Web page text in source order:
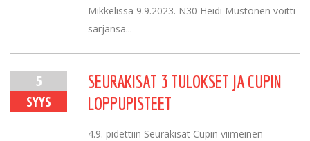
Mikkelissä 9.9.2023. N30 Heidi Mustonen voitti
sarjansa...
5
SYYS
SEURAKISAT 3 TULOKSET JA CUPIN
LOPPUPISTEET
4.9. pidettiin Seurakisat Cupin viimeinen